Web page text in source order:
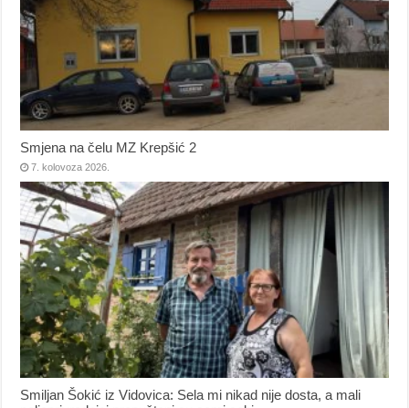
Smjena na čelu MZ Krepšić 2
7. kolovoza 2026.
Smiljan Šokić iz Vidovica: Sela mi nikad nije dosta, a mali